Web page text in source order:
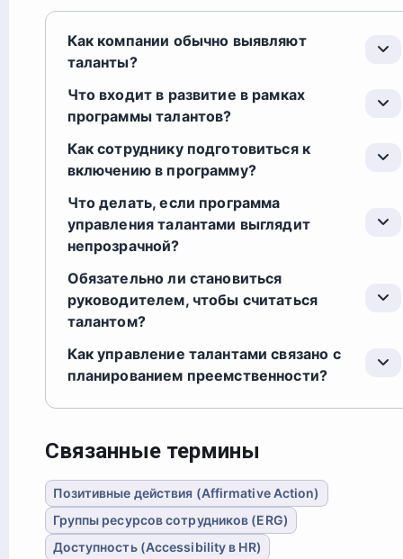
Как компании обычно выявляют
таланты?
Что входит в развитие в рамках
программы талантов?
Как сотруднику подготовиться к
включению в программу?
Что делать, если программа
управления талантами выглядит
непрозрачной?
Обязательно ли становиться
руководителем, чтобы считаться
талантом?
Как управление талантами связано с
планированием преемственности?
Связанные термины
Позитивные действия (Affirmative Action)
Группы ресурсов сотрудников (ERG)
Доступность (Accessibility в HR)